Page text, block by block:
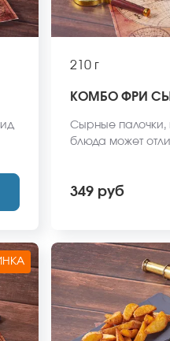
210 г
КОМБО ФРИ
Сырные палочки,
блюда может
349 руб